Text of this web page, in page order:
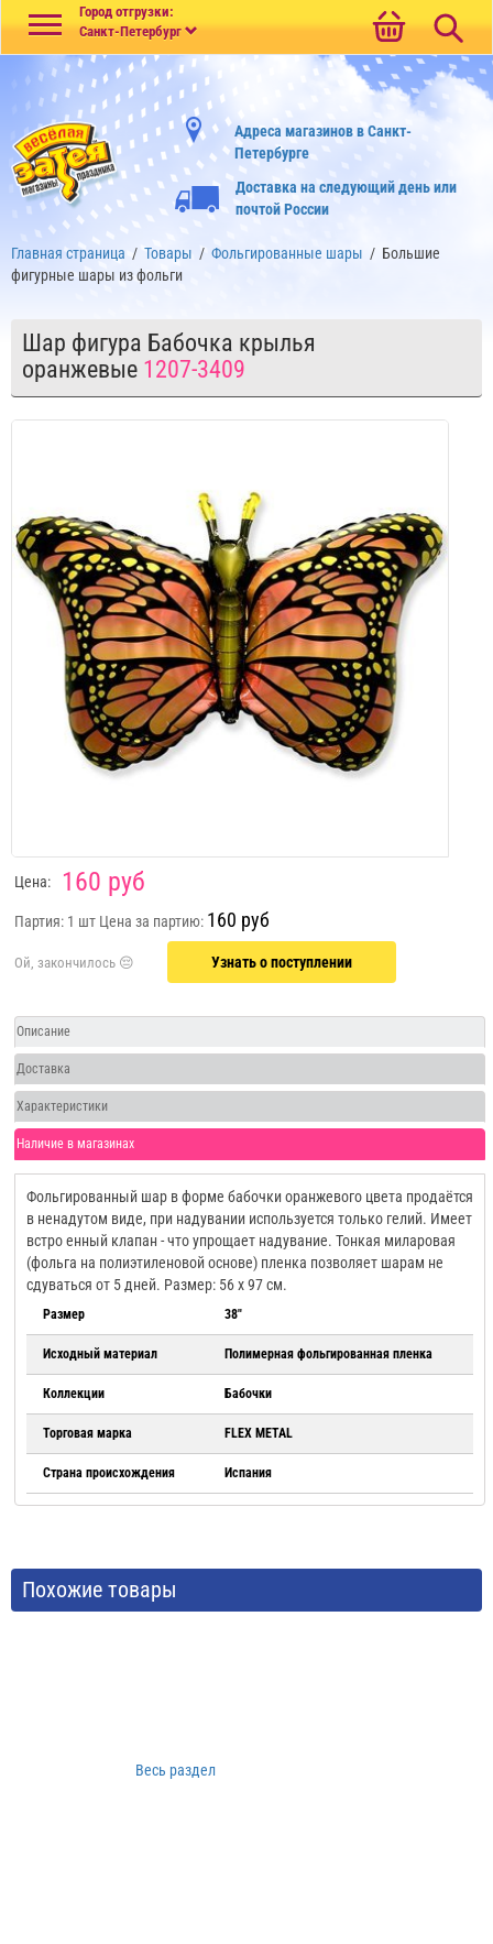
Город отгрузки:
Санкт-Петербург
Адреса магазинов в Санкт-
Петербурге
Доставка на следующий день или
почтой России
Главная страница / Товары / Фольгированные шары / Большие
фигурные шары из фольги
Шар фигура Бабочка крылья
оранжевые 1207-3409
Цена: 160 руб
Партия: 1 шт Цена за партию: 160 руб
Узнать о поступлении
Описание
Доставка
Характеристики
Наличие в магазинах
Фольгированный шар в форме бабочки оранжевого цвета продаётся
в ненадутом виде, при надувании используется только гелий. Имеет
встро енный клапан - что упрощает надувание. Тонкая миларовая
(фольга на полиэтиленовой основе) пленка позволяет шарам не
сдуваться от 5 дней. Размер: 56 х 97 см.
Размер 38"
Исходный материал Полимерная фольгированная пленка
Коллекции Бабочки
Торговая марка FLEX METAL
Страна происхождения Испания
Похожие товары
Весь раздел